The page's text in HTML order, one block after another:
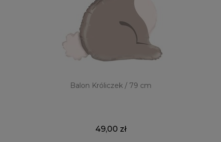
Balon Króliczek / 79 cm
49,00 zł